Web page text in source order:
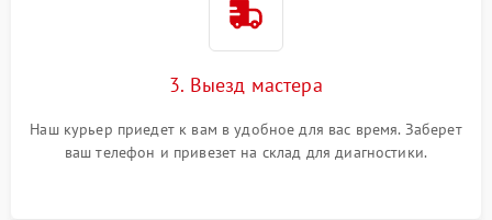
3. Выезд мастера
Наш курьер приедет к вам в удобное для вас время. Заберет
ваш телефон и привезет на склад для диагностики.